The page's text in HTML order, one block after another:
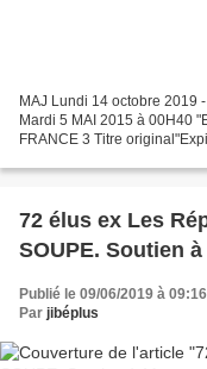
MAJ Lundi 14 octobre 2019
Mardi 5 MAI 2015 à 00H40
FRANCE 3 Titre
72 élus ex Les
SOUPE. Soutien
Publié le 09/06/2019 à 09:16
Par jibéplus